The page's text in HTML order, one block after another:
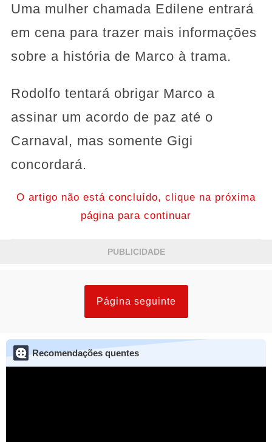
Uma mulher chamada Edilene entrará
em cena para trazer mais informações
sobre a história de Marco à trama.
Rodolfo tentará obrigar Marco a
assinar um acordo de paz até o
Carnaval, mas somente Gigi
concordará.
O artigo não está concluído, clique na próxima
página para continuar
PUBLICIDADE
Página seguinte
Recomendações quentes